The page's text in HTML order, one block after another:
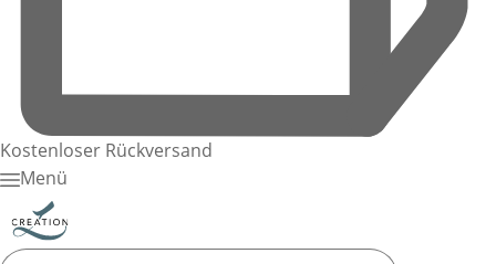
Kostenloser Rückversand
Menü